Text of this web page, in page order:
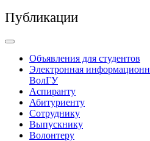
Публикации
Объявления для студентов
Электронная
ВолГУ
Аспиранту
Абитуриенту
Сотруднику
Выпускнику
Волонтеру